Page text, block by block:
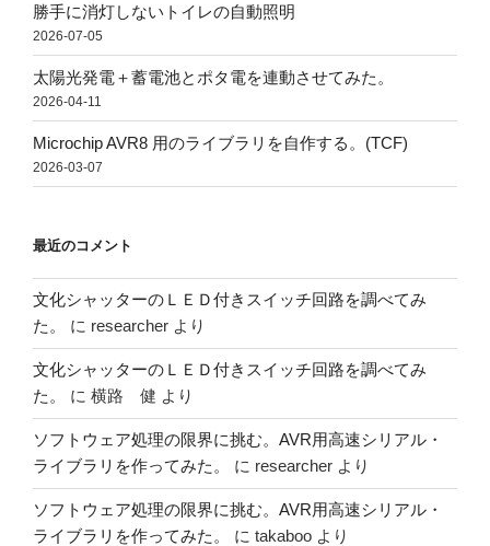
勝手に消灯しないトイレの自動照明
2026-07-05
太陽光発電＋蓄電池とポタ電を連動させてみた。
2026-04-11
Microchip AVR8 用のライブラリを自作する。(TCF)
2026-03-07
最近のコメント
文化シャッターのＬＥＤ付きスイッチ回路を調べてみ
た。
に researcher より
文化シャッターのＬＥＤ付きスイッチ回路を調べてみ
た。
に 横路 健 より
ソフトウェア処理の限界に挑む。AVR用高速シリアル・
ライブラリを作ってみた。
に researcher より
ソフトウェア処理の限界に挑む。AVR用高速シリアル・
ライブラリを作ってみた。
に takaboo より